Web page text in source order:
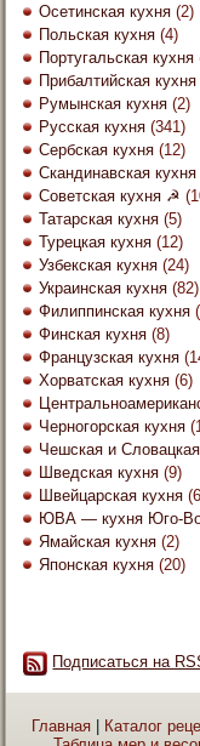
Осетинская кухня (2)
Польская кухня (4)
Португальская кухня
Прибалтийская кухня
Румынская кухня (2)
Русская кухня (341)
Сербская кухня (12)
Скандинавская кухня
Советская кухня ☭
Татарская кухня (5)
Турецкая кухня (12)
Узбекская кухня (24)
Украинская кухня (82)
Филиппинская кухня
Финская кухня (8)
Французская кухня
Хорватская кухня (6)
Черногорская кухня
Чешская и
Шведская кухня (9)
Швейцарская кухня
ЮВА — кухня Юго-
Ямайская кухня (2)
Японская кухня (20)
Подписаться на
Главная Каталог